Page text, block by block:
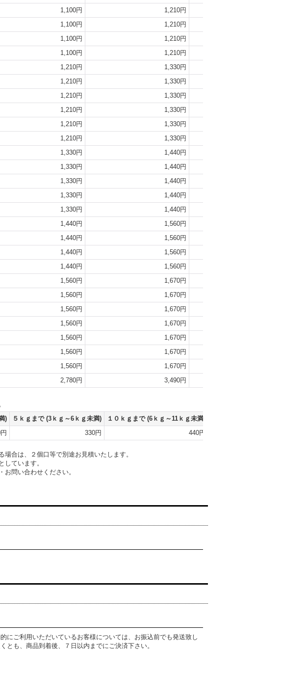
1,100円 1,210円
1,100円 1,210円
1,100円 1,210円
1,100円 1,210円
1,210円 1,330円
1,210円 1,330円
1,210円 1,330円
1,210円 1,330円
1,210円 1,330円
1,210円 1,330円
1,330円 1,440円
1,330円 1,440円
1,330円 1,440円
1,330円 1,440円
1,330円 1,440円
1,440円 1,560円
1,440円 1,560円
1,440円 1,560円
1,440円 1,560円
1,560円 1,670円
1,560円 1,670円
1,560円 1,670円
1,560円 1,670円
1,560円 1,670円
1,560円 1,670円
1,560円 1,670円
2,780円 3,490円
) ５ｋｇまで (3ｋｇ～6ｋｇ未満) １０ｋｇまで (6ｋｇ～11ｋｇ未満)
330円 440円
合は、２個口等で別途お見積いたします。
ています。
問い合わせください。
にご利用いただいているお客様については、お振込前でも発送致し
とも、商品到着後、７日以内までにご決済下さい。